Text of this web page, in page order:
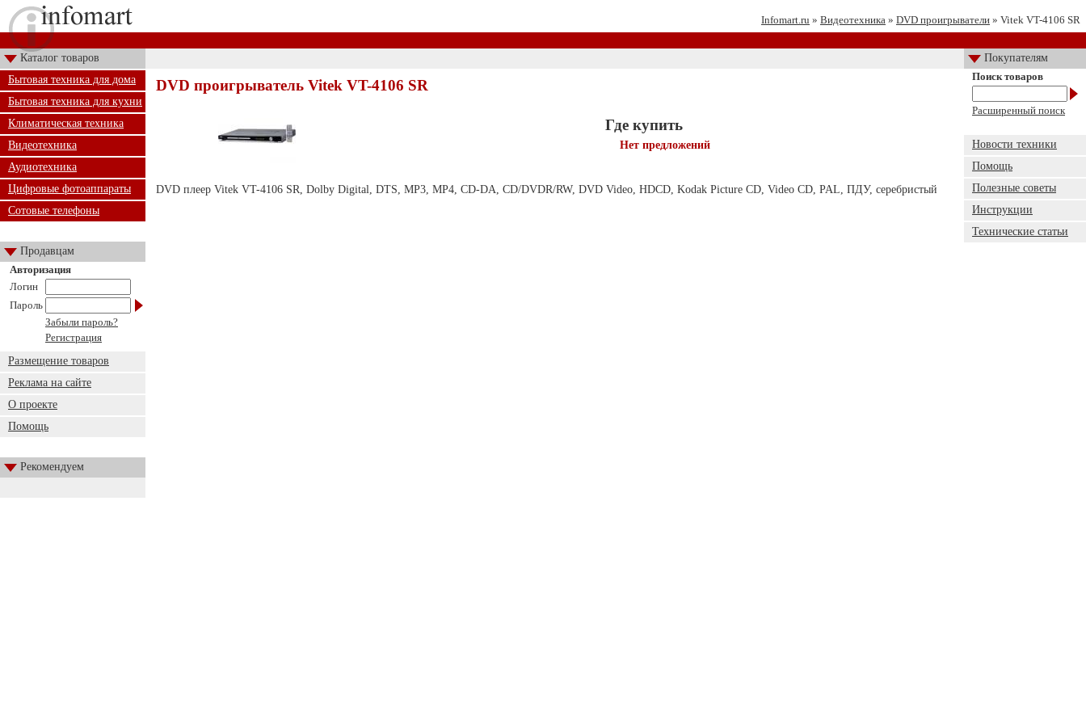
Infomart.ru » Видеотехника » DVD проигрыватели » Vitek VT-4106 SR
Каталог товаров
Покупателям
Бытовая техника для дома
Бытовая техника для кухни
Климатическая техника
Видеотехника
Аудиотехника
Цифровые фотоаппараты
Сотовые телефоны
Продавцам
Авторизация
Логин
Пароль
Забыли пароль?
Регистрация
Размещение товаров
Реклама на сайте
О проекте
Помощь
Рекомендуем
DVD проигрыватель Vitek VT-4106 SR
Где купить
Нет предложений
DVD плеер Vitek VT-4106 SR, Dolby Digital, DTS, MP3, MP4, CD-DA, CD/DVDR/RW, DVD Video, HDCD, Kodak Picture CD, Video CD, PAL, ПДУ, серебристый
Поиск товаров
Расширенный поиск
Новости техники
Помощь
Полезные советы
Инструкции
Технические статьи